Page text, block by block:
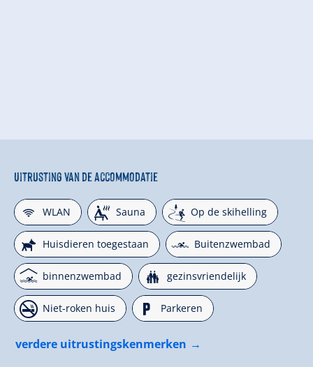
Uitrusting van de accommodatie
🜉WLAN 🗔Sauna 🞷Op de skihelling
🔮Huisdieren toegestaan 🅐Buitenzwembad
🅤binnenzwembad 🍺gezinsvriendelijk
🏝Niet-roken huis 🐈Parkeren
verdere uitrustingskenmerken